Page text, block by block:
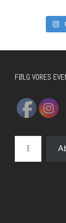
FØLG VORES
E-mail-adresse